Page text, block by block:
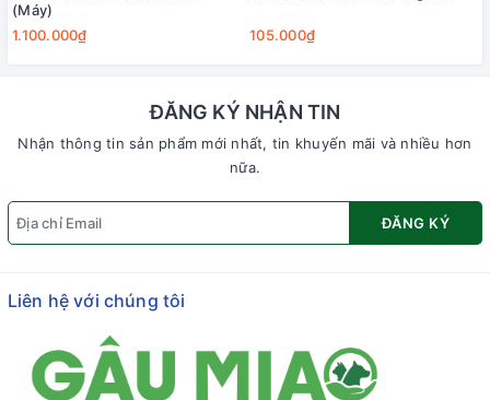
(Máy)
1.100.000₫
105.000₫
ĐĂNG KÝ NHẬN TIN
Nhận thông tin sản phẩm mới nhất, tin khuyến mãi và nhiều hơn
nữa.
ĐĂNG KÝ
Liên hệ với chúng tôi